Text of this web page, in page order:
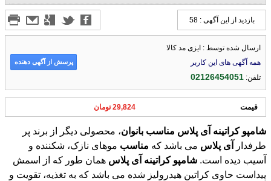
بازدید از این آگهی : 58
ارسال شده توسط : ایزی مد کالا
همه آگهی های این کاربر
تلفن:02126454051
پرسش از آگهی دهنده
قیمت 29,824 تومان
شامپو کراتینه آی پلاس مناسب بانوان، محصولی دیگر از برند پر
طرفدار
آی پلاس می باشد که مناسب موهای نازک، شكننده و
آسیب دیده است. شامپو کراتینه آی پلاس همان طور که از اسمش
پیداست حاوی کراتین هیدرولیز شده می باشد که به تغذیه، تقویت و